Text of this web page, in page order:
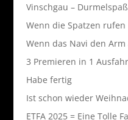
Vinschgau –
Wenn die Spatzen rufen
Wenn das Navi den
3 Premieren in 1
Habe fertig
Ist schon wieder
ETFA 2025 = Eine Tolle